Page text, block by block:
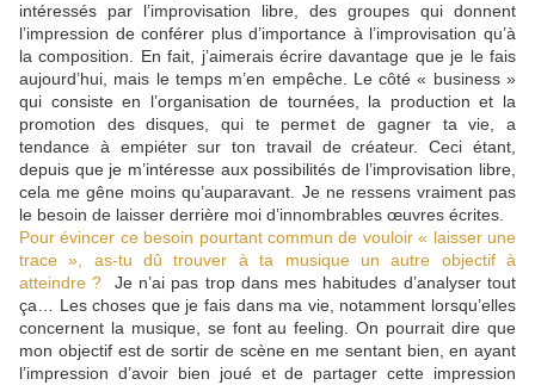
intéressés par l’improvisation libre, des groupes qui donnent
l’impression de conférer plus d’importance à l’improvisation qu’à
la composition. En fait, j’aimerais écrire davantage que je le fais
aujourd’hui, mais le temps m’en empêche. Le côté « business »
qui consiste en l’organisation de tournées, la production et la
promotion des disques, qui te permet de gagner ta vie, a
tendance à empiéter sur ton travail de créateur. Ceci étant,
depuis que je m’intéresse aux possibilités de l’improvisation libre,
cela me gêne moins qu’auparavant. Je ne ressens vraiment pas
le besoin de laisser derrière moi d’innombrables œuvres écrites.
Pour évincer ce besoin pourtant commun de vouloir « laisser une
trace », as-tu dû trouver à ta musique un autre objectif à
atteindre ? Je n’ai pas trop dans mes habitudes d’analyser tout
ça… Les choses que je fais dans ma vie, notamment lorsqu’elles
concernent la musique, se font au feeling. On pourrait dire que
mon objectif est de sortir de scène en me sentant bien, en ayant
l’impression d’avoir bien joué et de partager cette impression